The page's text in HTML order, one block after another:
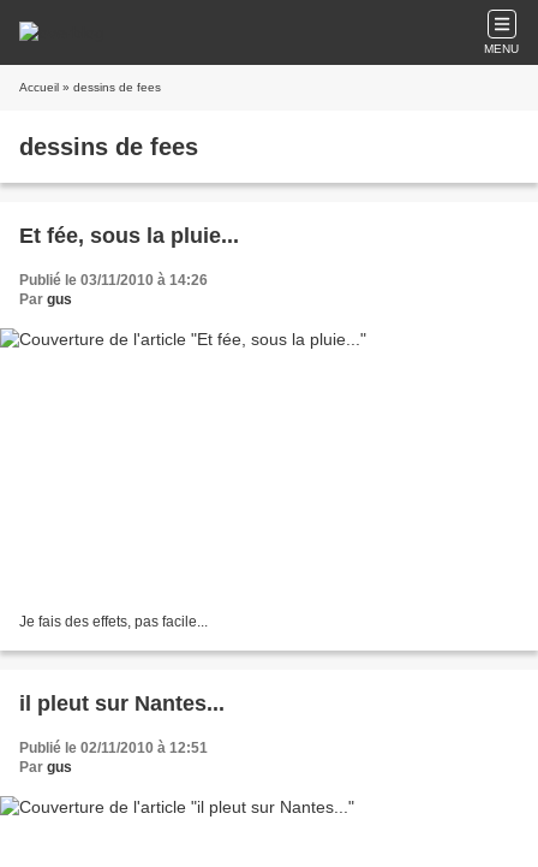
MENU
Accueil » dessins de fees
dessins de fees
Et fée, sous la pluie...
Publié le 03/11/2010 à 14:26
Par gus
Je fais des effets, pas facile...
il pleut sur Nantes...
Publié le 02/11/2010 à 12:51
Par gus